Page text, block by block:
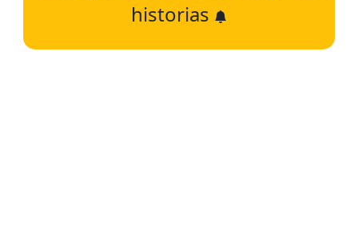
historias